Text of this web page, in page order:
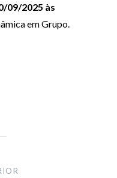
09/2025 às
em Grupo.